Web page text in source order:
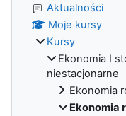
Aktualności
Moje kursy
Kursy
Ekonomia I
niestacjonarne
Ekonomia
Ekonomia